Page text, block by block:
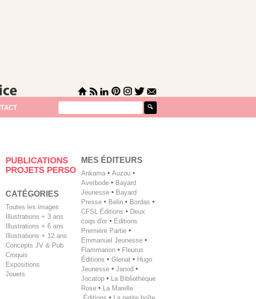
PUBLICATIONS
PROJETS PERSO
CATÉGORIES
Toutes les images
Illustrations + 3 ans
Illustrations + 6 ans
Illustrations + 12 ans
Concepts JV & Pub
Croquis
Expositions
Jouets
MES ÉDITEURS
Ankama • Auzou •
Averbode • Bayard
Jeunesse • Bayard
Presse • Belin • Bordas •
CFSL Éditions • Deux
coqs d'or • Editions
Première Partie •
Emmanuel Jeunesse •
Flammarion • Fleurus
Éditions • Glenat • Hugo
Jeunesse • Janod •
Jocatop • La Bibliothèque
Rose • La Marelle